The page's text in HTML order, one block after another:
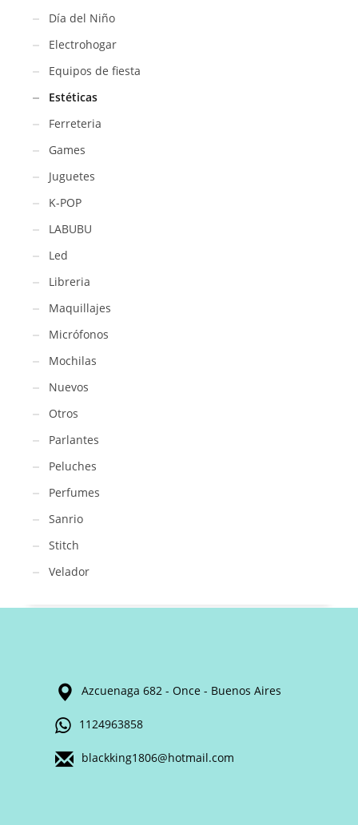
Día del Niño
Electrohogar
Equipos de fiesta
Estéticas
Ferreteria
Games
Juguetes
K-POP
LABUBU
Led
Libreria
Maquillajes
Micrófonos
Mochilas
Nuevos
Otros
Parlantes
Peluches
Perfumes
Sanrio
Stitch
Velador
Azcuenaga 682 - Once - Buenos Aires
1124963858
blackking1806@hotmail.com